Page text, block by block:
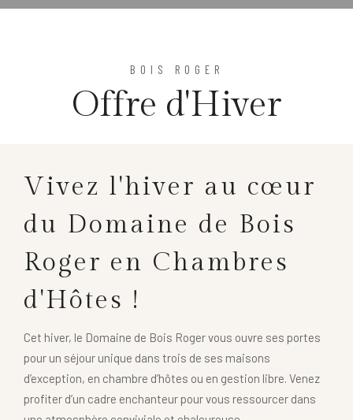
BOIS ROGER
Offre d'Hiver
Vivez l'hiver au cœur
du Domaine de Bois
Roger en Chambres
d'Hôtes !
Cet hiver, le Domaine de Bois Roger vous ouvre ses portes
pour un séjour unique dans trois de ses maisons
d’exception, en chambre d’hôtes ou en gestion libre. Venez
profiter d’un cadre enchanteur pour vous ressourcer dans